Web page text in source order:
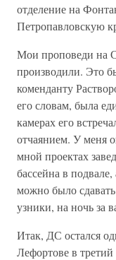
отделение на
Петропавловскую
Мои проповеди на
производили. Это
коменданту
его словам, была
камерах его
отчаянием. У меня
мной проектах
бассейна в
можно было
узники, на ночь за
Итак, ДС остался
Лефортове в